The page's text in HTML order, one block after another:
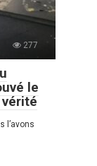
277
le
l’avons